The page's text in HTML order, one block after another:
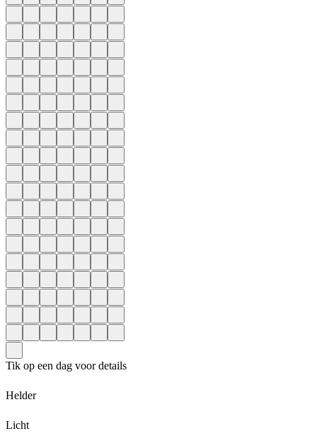
Tik op een dag voor details
Helder
Licht